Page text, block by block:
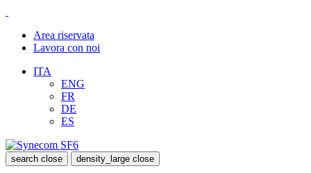
Area riservata
Lavora con noi
ITA
ENG
FR
DE
ES
search close density_large close